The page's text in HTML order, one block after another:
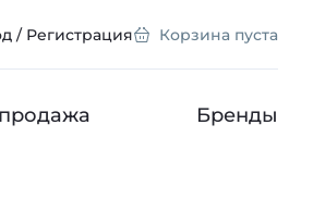
/ Регистрация Корзина пуста
Бренды